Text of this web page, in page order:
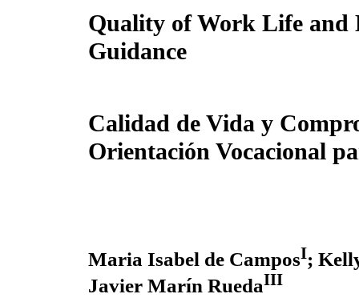
Quality of Work Life and
Guidance
Calidad de Vida y
Orientación Vocacional
Maria Isabel de CamposI;
Javier Marín RuedaIII